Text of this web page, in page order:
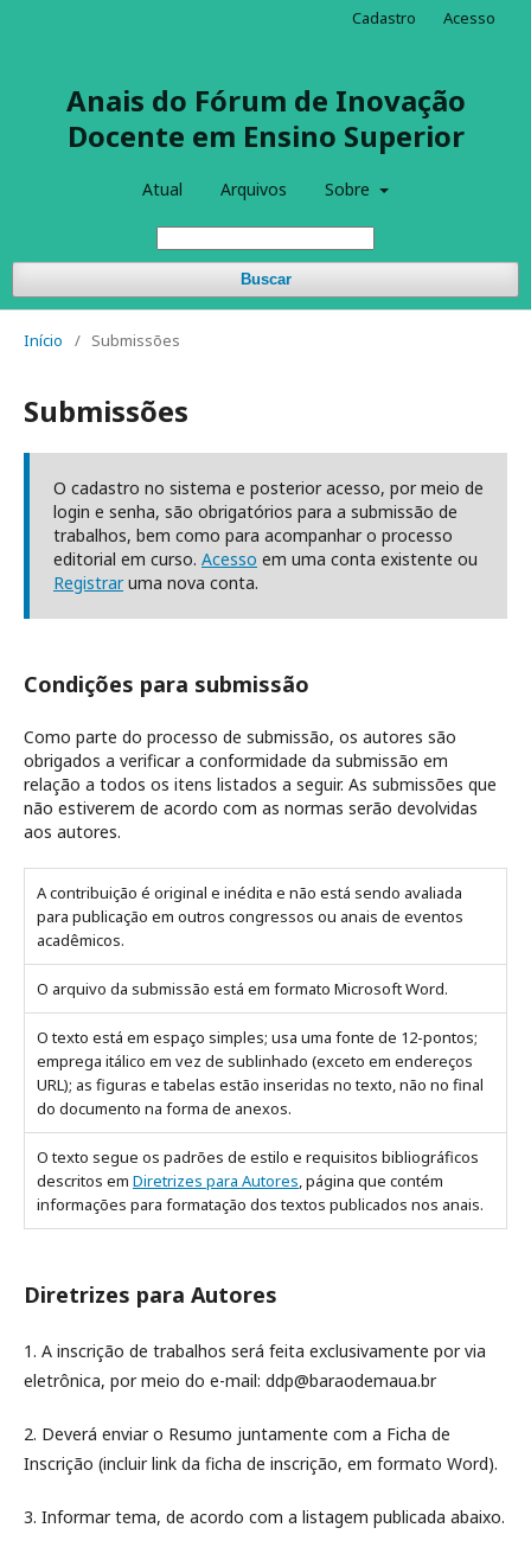
Anais do Fórum de Inovação
Docente em Ensino Superior
Atual Arquivos Sobre
Buscar
Cadastro Acesso
Início / Submissões
Submissões
O cadastro no sistema e posterior acesso, por meio de
login e senha, são obrigatórios para a submissão de
trabalhos, bem como para acompanhar o processo
editorial em curso. Acesso em uma conta existente ou
Registraruma nova conta.
Condições para submissão
Como parte do processo de submissão, os autores são
obrigados a verificar a conformidade da submissão em
relação a todos os itens listados a seguir. As submissões que
não estiverem de acordo com as normas serão devolvidas
aos autores.
A contribuição é original e inédita e não está sendo avaliada
para publicação em outros congressos ou anais de eventos
acadêmicos.
O arquivo da submissão está em formato Microsoft Word.
O texto está em espaço simples; usa uma fonte de 12-pontos;
emprega itálico em vez de sublinhado (exceto em endereços
URL); as figuras e tabelas estão inseridas no texto, não no final
do documento na forma de anexos.
O texto segue os padrões de estilo e requisitos bibliográficos
descritos em Diretrizes para Autores, página que contém
informações para formatação dos textos publicados nos anais.
Diretrizes para Autores
1. A inscrição de trabalhos será feita exclusivamente por via
eletrônica, por meio do e-mail: ddp@baraodemaua.br
2. Deverá enviar o Resumo juntamente com a Ficha de
Inscrição (incluir link da ficha de inscrição, em formato Word).
3. Informar tema, de acordo com a listagem publicada abaixo.